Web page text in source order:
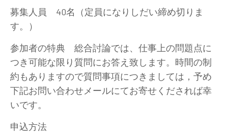
募集人員 40名（定員になりしだい締め切りま
す。）
参加者の特典 総合討論では、仕事上の問題点に
つき可能な限り質問にお答え致します。時間の制
約もありますので質問事項につきましては，予め
下記お問い合わせメールにてお寄せくだされば幸
いです。
申込方法